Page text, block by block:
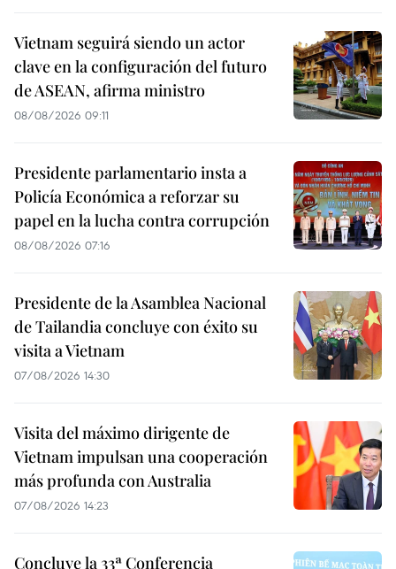
Vietnam seguirá siendo un actor
clave en la configuración del futuro
de ASEAN, afirma ministro
08/08/2026 09:11
Presidente parlamentario insta a
Policía Económica a reforzar su
papel en la lucha contra corrupción
08/08/2026 07:16
Presidente de la Asamblea Nacional
de Tailandia concluye con éxito su
visita a Vietnam
07/08/2026 14:30
Visita del máximo dirigente de
Vietnam impulsan una cooperación
más profunda con Australia
07/08/2026 14:23
Concluye la 33ª Conferencia